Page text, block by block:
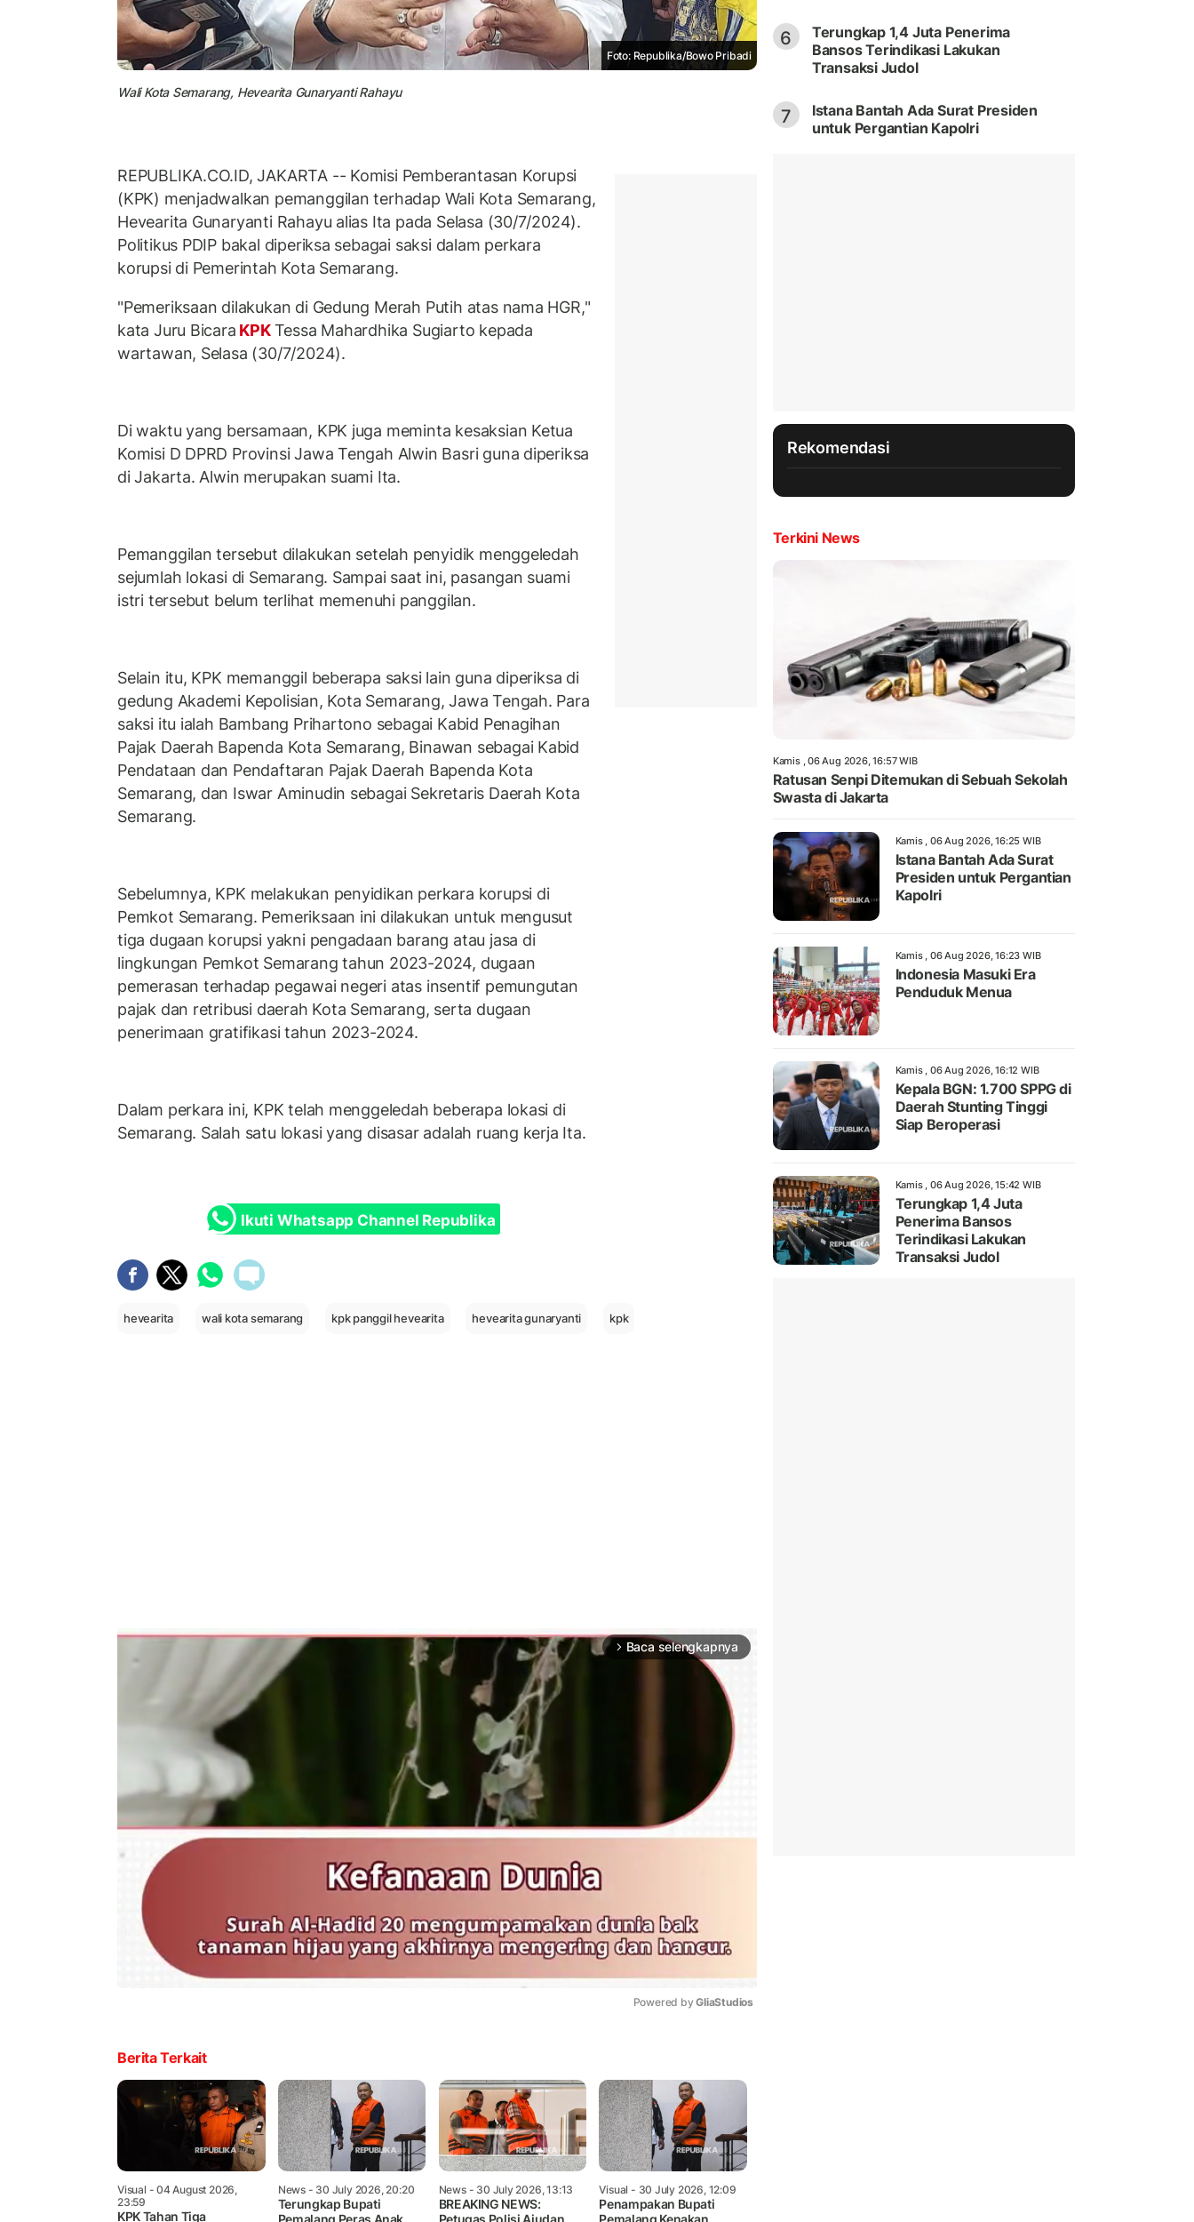
Foto: Republika/Bowo Pribadi
Wali Kota Semarang, Hevearita Gunaryanti Rahayu
REPUBLIKA.CO.ID, JAKARTA -- Komisi Pemberantasan Korupsi
(KPK) menjadwalkan pemanggilan terhadap Wali Kota Semarang,
Hevearita Gunaryanti Rahayu alias Ita pada Selasa (30/7/2024).
Politikus PDIP bakal diperiksa sebagai saksi dalam perkara
korupsi di Pemerintah Kota Semarang.
"Pemeriksaan dilakukan di Gedung Merah Putih atas nama HGR,"
kata Juru Bicara KPKTessa Mahardhika Sugiarto kepada
wartawan, Selasa (30/7/2024).
Di waktu yang bersamaan, KPK juga meminta kesaksian Ketua
Komisi D DPRD Provinsi Jawa Tengah Alwin Basri guna diperiksa
di Jakarta. Alwin merupakan suami Ita.
Pemanggilan tersebut dilakukan setelah penyidik menggeledah
sejumlah lokasi di Semarang. Sampai saat ini, pasangan suami
istri tersebut belum terlihat memenuhi panggilan.
Selain itu, KPK memanggil beberapa saksi lain guna diperiksa di
gedung Akademi Kepolisian, Kota Semarang, Jawa Tengah. Para
saksi itu ialah Bambang Prihartono sebagai Kabid Penagihan
Pajak Daerah Bapenda Kota Semarang, Binawan sebagai Kabid
Pendataan dan Pendaftaran Pajak Daerah Bapenda Kota
Semarang, dan Iswar Aminudin sebagai Sekretaris Daerah Kota
Semarang.
Sebelumnya, KPK melakukan penyidikan perkara korupsi di
Pemkot Semarang. Pemeriksaan ini dilakukan untuk mengusut
tiga dugaan korupsi yakni pengadaan barang atau jasa di
lingkungan Pemkot Semarang tahun 2023-2024, dugaan
pemerasan terhadap pegawai negeri atas insentif pemungutan
pajak dan retribusi daerah Kota Semarang, serta dugaan
penerimaan gratifikasi tahun 2023-2024.
Dalam perkara ini, KPK telah menggeledah beberapa lokasi di
Semarang. Salah satu lokasi yang disasar adalah ruang kerja Ita.
Ikuti Whatsapp Channel Republika
hevearita wali kota semarang kpk panggil hevearita hevearita gunaryanti kpk
arrow_forward_ios Baca selengkapnya
Powered by GliaStudios
Berita Terkait
Visual - 04 August 2026,
23:59
KPK Tahan Tiga
News- 30 July 2026, 20:20
Terungkap Bupati
News- 30 July 2026, 13:13
BREAKING NEWS:
Visual - 30 July 2026, 12:09
Penampakan Bupati
6
Terungkap 1,4 Juta Penerima
Bansos Terindikasi Lakukan
Transaksi Judol
7
Istana Bantah Ada Surat Presiden
untuk Pergantian Kapolri
Rekomendasi
Terkini News
Kamis , 06 Aug 2026, 16:57 WIB
Ratusan Senpi Ditemukan di Sebuah Sekolah
Swasta di Jakarta
Kamis , 06 Aug 2026, 16:25 WIB
Istana Bantah Ada Surat
Presiden untuk Pergantian
Kapolri
Kamis , 06 Aug 2026, 16:23 WIB
Indonesia Masuki Era
Penduduk Menua
Kamis , 06 Aug 2026, 16:12 WIB
Kepala BGN: 1.700 SPPG di
Daerah Stunting Tinggi
Siap Beroperasi
Kamis , 06 Aug 2026, 15:42 WIB
Terungkap 1,4 Juta
Penerima Bansos
Terindikasi Lakukan
Transaksi Judol